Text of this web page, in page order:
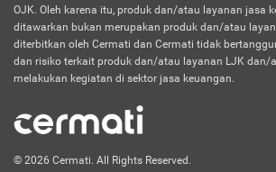
OJK. Oleh karena itu, produk dan/atau layanan jasa
ditawarkan bukan merupakan produk dan/atau
diterbitkan oleh Cermati dan Cermati tidak
dan risiko terkait produk dan/atau layanan LJK dan/
melakukan kegiatan di sektor jasa keuangan.
© 2026 Cermati. All Rights Reserved.